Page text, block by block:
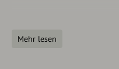
„leichtere“ Variante (D),
Mehr lesen